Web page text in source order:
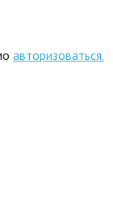
авторизоваться.